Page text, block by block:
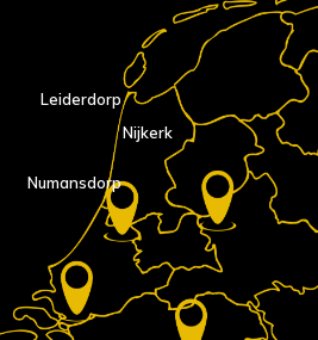
Nijkerk
Numansdorp
Leiderdorp